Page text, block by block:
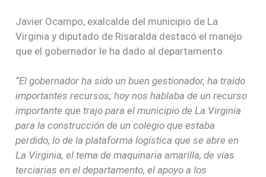
Javier Ocampo, exalcalde del municipio de La
Virginia y diputado de Risaralda destacó el manejo
que el gobernador le ha dado al departamento:
“El gobernador ha sido un buen gestionador, ha traído
importantes recursos; hoy nos hablaba de un recurso
importante que trajo para el municipio de La Virginia
para la construcción de un colegio que estaba
perdido, lo de la plataforma logística que se abre en
La Virginia, el tema de maquinaria amarilla, de vías
terciarias en el departamento, el apoyo a los